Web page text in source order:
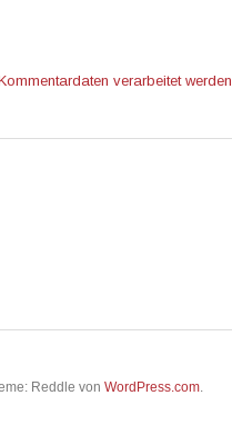
verarbeitet werden.
Reddle von WordPress.com